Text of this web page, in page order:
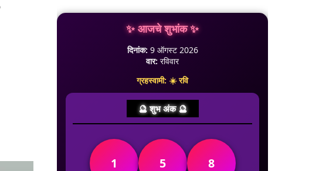
✨ आजचे शुभांक ✨
दिनांक: 9 ऑगस्ट 2026
वार: रविवार
ग्रहस्वामी: ☀️ रवि
🔮 शुभ अंक 🔮
1 5 8